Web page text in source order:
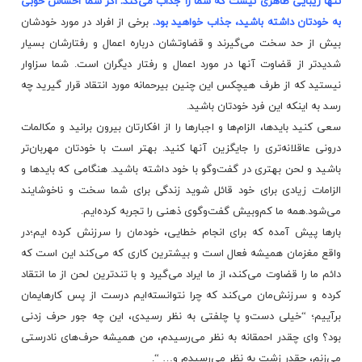
به خودتان داشته باشید، جذاب خواهید بود. برخی از افراد در مورد خودشان
بیش از حد سخت می‌گیرند و قضاوتشان درباره اعمال و رفتارشان بسیار
شدیدتر از قضاوت آنها در مورد اعمال و رفتار دیگران است. شما سزاوار
نیستید که از طرف هیچکس این چنین بیرحمانه مورد انتقاد قرار گیرید چه
رسد به اینکه این فرد خودتان باشید.
سعی كنید بایدها، الزام‌ها و اجبارها را از افكارتان بیرون برانید و مكالمات
درونی عاقلانه‌تری را جایگزین آنها كنید. بهتر است با خودتان مهربان‌تر
باشید و لحن بهتری در گفت‌وگو با خود داشته باشید. هنگامی كه بایدها و
الزامات زیادی برای خود قائل شوید زندگی برای شما سخت و ناخوشایند
می‌شود.همه ما كم‌وبیش گفت‌وگوی ذهنی را تجربه كرده‌ایم.
بارها پیش آمده كه برای انجام‌ خطایی، خودمان را سرزنش كرده ایم؛در
واقع مغزمان همیشه فعال است و بیشترین كاری كه می‌كند این است كه
دائم ما را قضاوت می‌كند، از ما ایراد می‌گیرد و با تندترین لحن از ما انتقاد
‌كرده و سرزنش‌مان می‌كند كه چرا نتوانسته‌ایم درست از پس كارهایمان
برآییم؛ “خیلی دست‌و پا چلفتی به نظر رسیدی، این چه جور حرف زدنی
بود؟ وای چقدر احمقانه به نظر می‌رسیدم، من همیشه حرف‌های نادرستی
می‌زنم، چقدر زشت به نظر می‌رسیدم و… “.